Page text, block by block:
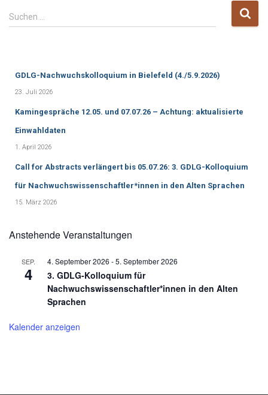
S
u
Suchen …
GDLG-Nachwuchskolloquium in Bielefeld (4./5.9.2026)
23. Juli 2026
Kamingespräche 12.05. und 07.07.26 – Achtung: aktualisierte
Einwahldaten
1. April 2026
Call for Abstracts verlängert bis 05.07.26: 3. GDLG-Kolloquium
für Nachwuchswissenschaftler*innen in den Alten Sprachen
15. März 2026
Anstehende Veranstaltungen
SEP.
4
4. September 2026 -5. September 2026
3. GDLG-Kolloquium für
Nachwuchswissenschaftler*innen in den Alten
Sprachen
Kalender anzeigen